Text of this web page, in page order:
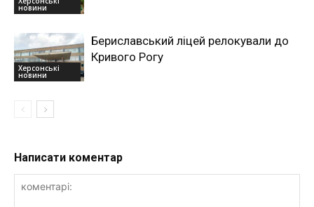
новини
Херсонські
новини
Бериславський ліцей релокували до
Кривого Рогу
Написати коментар